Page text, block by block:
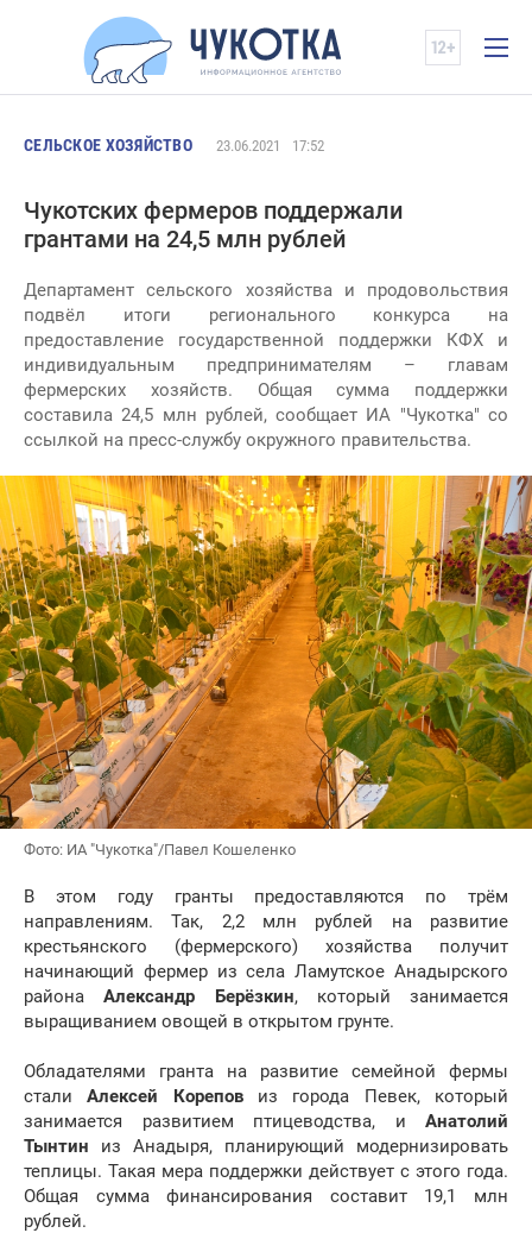
СЕЛЬСКОЕ ХОЗЯЙСТВО 23.06.2021 17:52
Чукотских фермеров поддержали
грантами на 24,5 млн рублей
Департамент сельского хозяйства и продовольствия
подвёл итоги регионального конкурса на
предоставление государственной поддержки КФХ и
индивидуальным предпринимателям – главам
фермерских хозяйств. Общая сумма поддержки
составила 24,5 млн рублей, сообщает ИА "Чукотка" со
ссылкой на пресс-службу окружного правительства.
Фото: ИА "Чукотка"/Павел Кошеленко
В этом году гранты предоставляются по трём
направлениям. Так, 2,2 млн рублей на развитие
крестьянского (фермерского) хозяйства получит
начинающий фермер из села Ламутское Анадырского
районаАлександр Берёзкин, который занимается
выращиванием овощей в открытом грунте.
Обладателями гранта на развитие семейной фермы
сталиАлексей Кореповиз города Певек, который
занимается развитием птицеводства, и Анатолий
Тынтин из Анадыря, планирующий модернизировать
теплицы. Такая мера поддержки действует с этого года.
Общая сумма финансирования составит 19,1 млн
рублей.